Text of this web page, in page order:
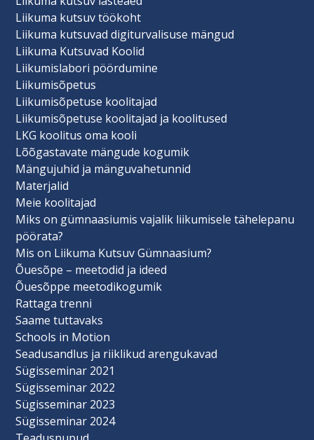
Liikuma kutsuv töökoht
Liikuma kutsuvad digiturvalisuse mängud
Liikuma Kutsuvad Koolid
Liikumislabori pöördumine
Liikumisõpetus
Liikumisõpetuse koolitajad
Liikumisõpetuse koolitajad ja koolitused
LKG koolitus oma kooli
Lõõgastavate mängude kogumik
Mängujuhid ja mänguvahetunnid
Materjalid
Meie koolitajad
Miks on gümnaasiumis vajalik liikumisele tähelepanu
pöörata?
Mis on Liikuma Kutsuv Gümnaasium?
Õuesõpe – meetodid ja ideed
Õuesõppe meetodikogumik
Rattaga trenni
Saame tuttavaks
Schools in Motion
Seadusandlus ja riiklikud arengukavad
Sügisseminar 2021
Sügisseminar 2022
Sügisseminar 2023
Sügisseminar 2024